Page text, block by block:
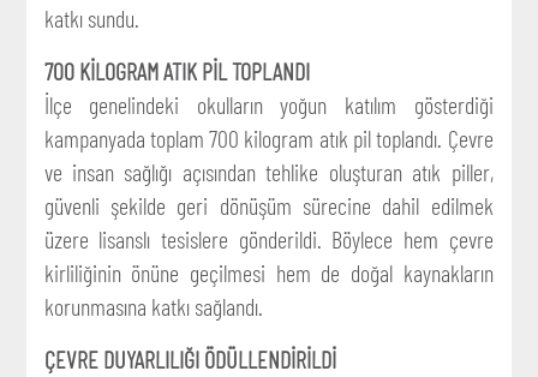
katkı sundu.
700 KİLOGRAM ATIK PİL TOPLANDI
İlçe genelindeki okulların yoğun katılım gösterdiği
kampanyada toplam 700 kilogram atık pil toplandı. Çevre
ve insan sağlığı açısından tehlike oluşturan atık piller,
güvenli şekilde geri dönüşüm sürecine dahil edilmek
üzere lisanslı tesislere gönderildi. Böylece hem çevre
kirliliğinin önüne geçilmesi hem de doğal kaynakların
korunmasına katkı sağlandı.
ÇEVRE DUYARLILIĞI ÖDÜLLENDİRİLDİ